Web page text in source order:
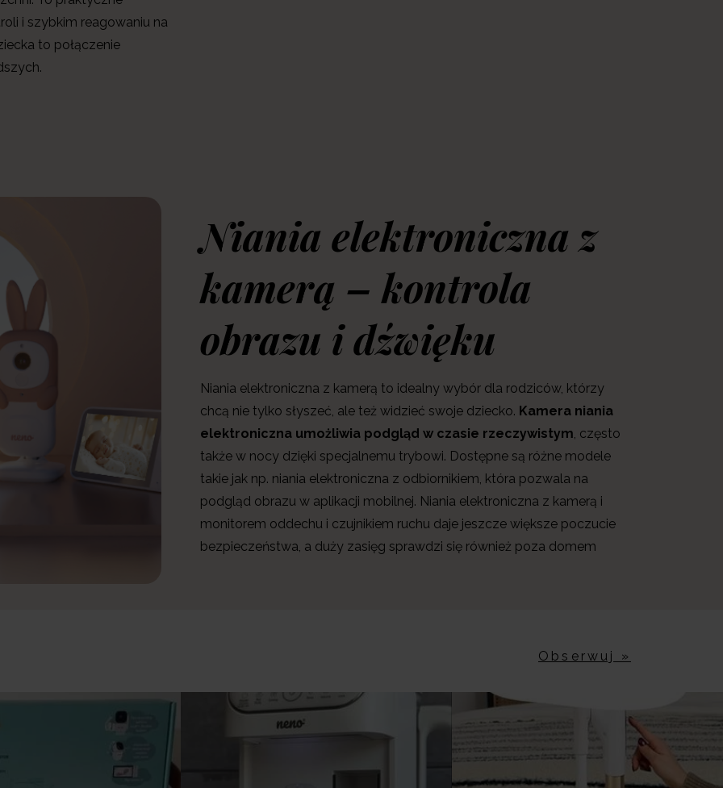
i szybkim reagowaniu na
to połączenie
Niania elektroniczna z
kamerą – kontrola
obrazu i dźwięku
Niania elektroniczna z kamerą to idealny wybór dla rodziców, którzy
chcą nie tylko słyszeć, ale też widzieć swoje dziecko. Kamera niania
elektroniczna umożliwia podgląd w czasie rzeczywistym, często
także w nocy dzięki specjalnemu trybowi. Dostępne są różne modele
takie jak np. niania elektroniczna z odbiornikiem, która pozwala na
podgląd obrazu w aplikacji mobilnej. Niania elektroniczna z kamerą i
monitorem oddechu i czujnikiem ruchu daje jeszcze większe poczucie
bezpieczeństwa, a duży zasięg sprawdzi się również poza domem
Obserwuj »